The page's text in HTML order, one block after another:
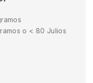
o < 80 Julios